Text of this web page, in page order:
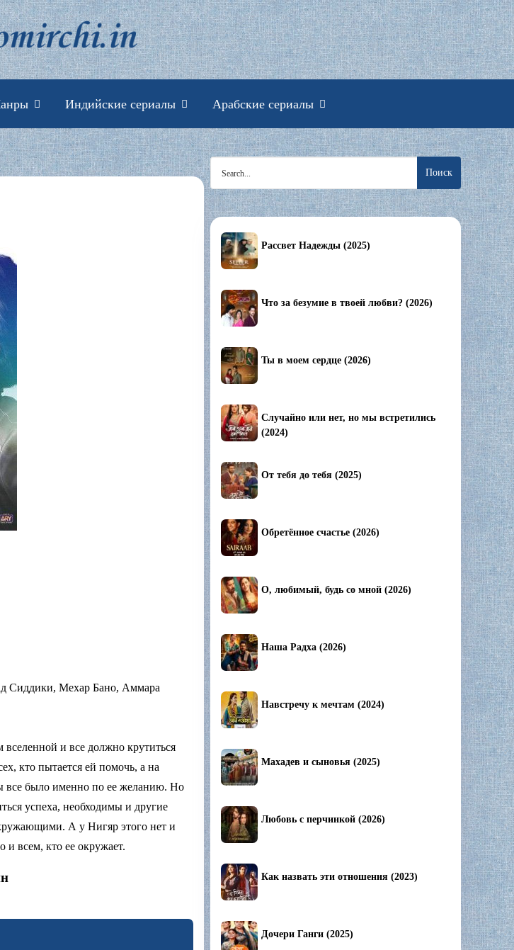
фильмы смотреть онлайн
Индийские сериалы Арабские сериалы
Сиддики, Мехар Бано, Аммара
вселенной и все должно крутиться
кто пытается ей помочь, а на
все было именно по ее желанию. Но
успеха, необходимы и другие
А у Нигяр этого нет и
и всем, кто ее окружает.
Search
for:
Рассвет Надежды (2025)
Что за безумие в твоей любви? (2026)
Ты в моем сердце (2026)
Случайно или нет, но мы встретились
(2024)
От тебя до тебя (2025)
Обретённое счастье (2026)
О, любимый, будь со мной (2026)
Наша Радха (2026)
Навстречу к мечтам (2024)
Махадев и сыновья (2025)
Любовь с перчинкой (2026)
Как назвать эти отношения (2023)
Дочери Ганги (2025)